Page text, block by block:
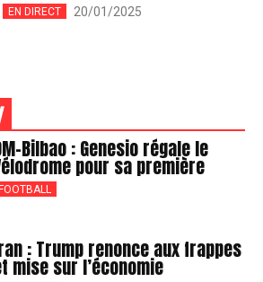
EN DIRECT 20/01/2025
Bilbao : Genesio régale le
pour sa première
FOOTBALL
: Trump renonce aux frappes
mise sur l’économie